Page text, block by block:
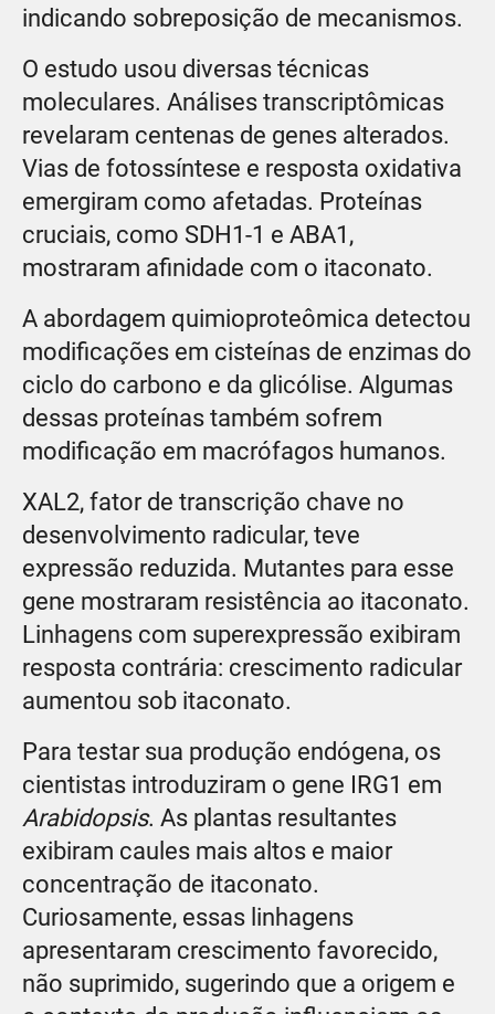
indicando sobreposição de mecanismos.
O estudo usou diversas técnicas
moleculares. Análises transcriptômicas
revelaram centenas de genes alterados.
Vias de fotossíntese e resposta oxidativa
emergiram como afetadas. Proteínas
cruciais, como SDH1-1 e ABA1,
mostraram afinidade com o itaconato.
A abordagem quimioproteômica detectou
modificações em cisteínas de enzimas do
ciclo do carbono e da glicólise. Algumas
dessas proteínas também sofrem
modificação em macrófagos humanos.
XAL2, fator de transcrição chave no
desenvolvimento radicular, teve
expressão reduzida. Mutantes para esse
gene mostraram resistência ao itaconato.
Linhagens com superexpressão exibiram
resposta contrária: crescimento radicular
aumentou sob itaconato.
Para testar sua produção endógena, os
cientistas introduziram o gene IRG1 em
Arabidopsis. As plantas resultantes
exibiram caules mais altos e maior
concentração de itaconato.
Curiosamente, essas linhagens
apresentaram crescimento favorecido,
não suprimido, sugerindo que a origem e